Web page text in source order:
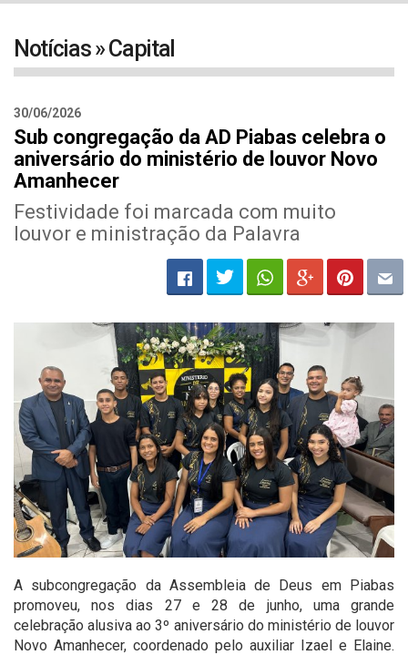
Notícias » Capital
30/06/2026
Sub congregação da AD Piabas celebra o
aniversário do ministério de louvor Novo
Amanhecer
Festividade foi marcada com muito
louvor e ministração da Palavra
A subcongregação da Assembleia de Deus em Piabas
promoveu, nos dias 27 e 28 de junho, uma grande
celebração alusiva ao 3º aniversário do ministério de louvor
Novo Amanhecer, coordenado pelo auxiliar Izael e Elaine.